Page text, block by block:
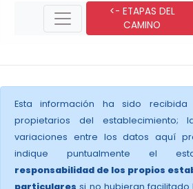
<- ETAPAS DEL
CAMINO
Esta información ha sido
propietarios del establecimiento;
variaciones entre los datos aquí
indique puntualmente el
responsabilidad de los propios